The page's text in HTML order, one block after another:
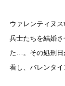
ウァレンティヌ
兵士たちを結婚
た…。その処刑日
着し、バレンタイ